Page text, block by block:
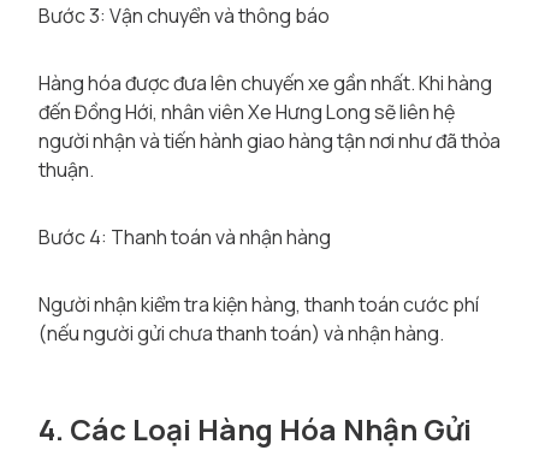
Bước 3: Vận chuyển và thông báo
Hàng hóa được đưa lên chuyến xe gần nhất. Khi hàng
đến Đồng Hới, nhân viên Xe Hưng Long sẽ liên hệ
người nhận và tiến hành giao hàng tận nơi như đã thỏa
thuận.
Bước 4: Thanh toán và nhận hàng
Người nhận kiểm tra kiện hàng, thanh toán cước phí
(nếu người gửi chưa thanh toán) và nhận hàng.
4. Các Loại Hàng Hóa Nhận Gửi